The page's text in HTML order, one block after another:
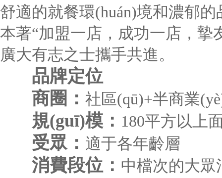
舒適的就餐環(huán)境和濃郁
本著“加盟一店，成功一店，摯
廣大有志之士攜手共進。
品牌定位
商圈： 社區(qū)+半商業
規(guī)模： 180平方以上
受眾： 適于各年齡層
消費段位： 中檔次的大眾